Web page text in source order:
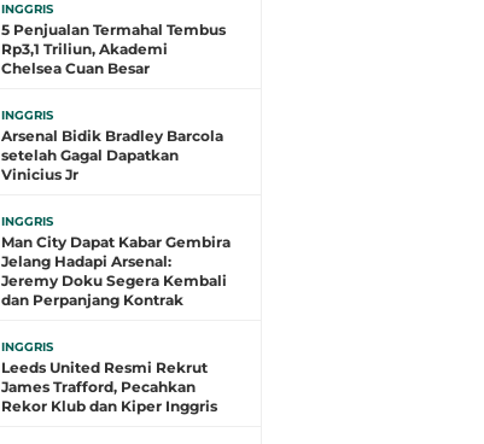
INGGRIS
5 Penjualan Termahal Tembus
Rp3,1 Triliun, Akademi
Chelsea Cuan Besar
INGGRIS
Arsenal Bidik Bradley Barcola
setelah Gagal Dapatkan
Vinicius Jr
INGGRIS
Man City Dapat Kabar Gembira
Jelang Hadapi Arsenal:
Jeremy Doku Segera Kembali
dan Perpanjang Kontrak
INGGRIS
Leeds United Resmi Rekrut
James Trafford, Pecahkan
Rekor Klub dan Kiper Inggris